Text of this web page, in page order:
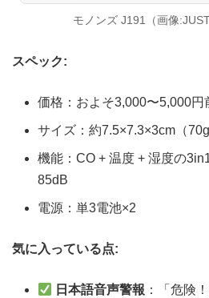
モノンズ J191（画像
スペック:
価格：およそ3,000〜5,000円
サイズ：約7.5×7.3×3cm（70g
機能：CO + 温度 + 湿度の3in1
85dB
電源：単3電池×2
気に入っている点:
日本語音声警報 ：「危険